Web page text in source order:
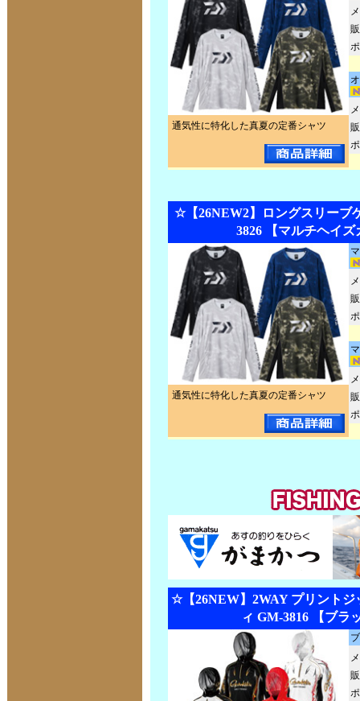
通気性に特化した真夏の定番シャツ
☆【26NEW2】ロングスリーブ
3826 【マルチヘイズ
通気性に特化した真夏の定番シャツ
☆【26NEW】2WAY プリントジ
ィ GM-3816 【ブラ